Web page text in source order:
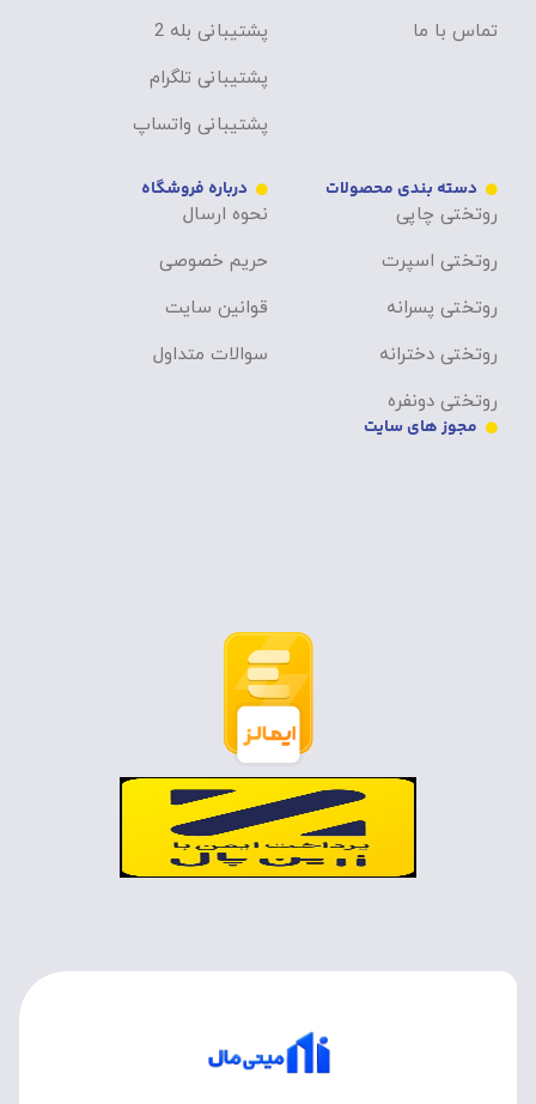
تماس با ما
پشتیبانی بله 2
پشتیبانی تلگرام
پشتیبانی واتساپ
دسته بندی محصولات
روتختی چاپی
روتختی اسپرت
روتختی پسرانه
روتختی دخترانه
روتختی دونفره
درباره فروشگاه
نحوه ارسال
حریم خصوصی
قوانین سایت
سوالات متداول
مجوز های سایت